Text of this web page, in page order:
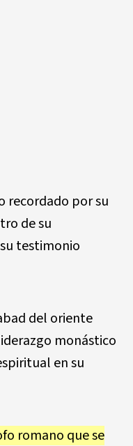
recordado por su
de su
testimonio
del oriente
monástico
en su
romano que se